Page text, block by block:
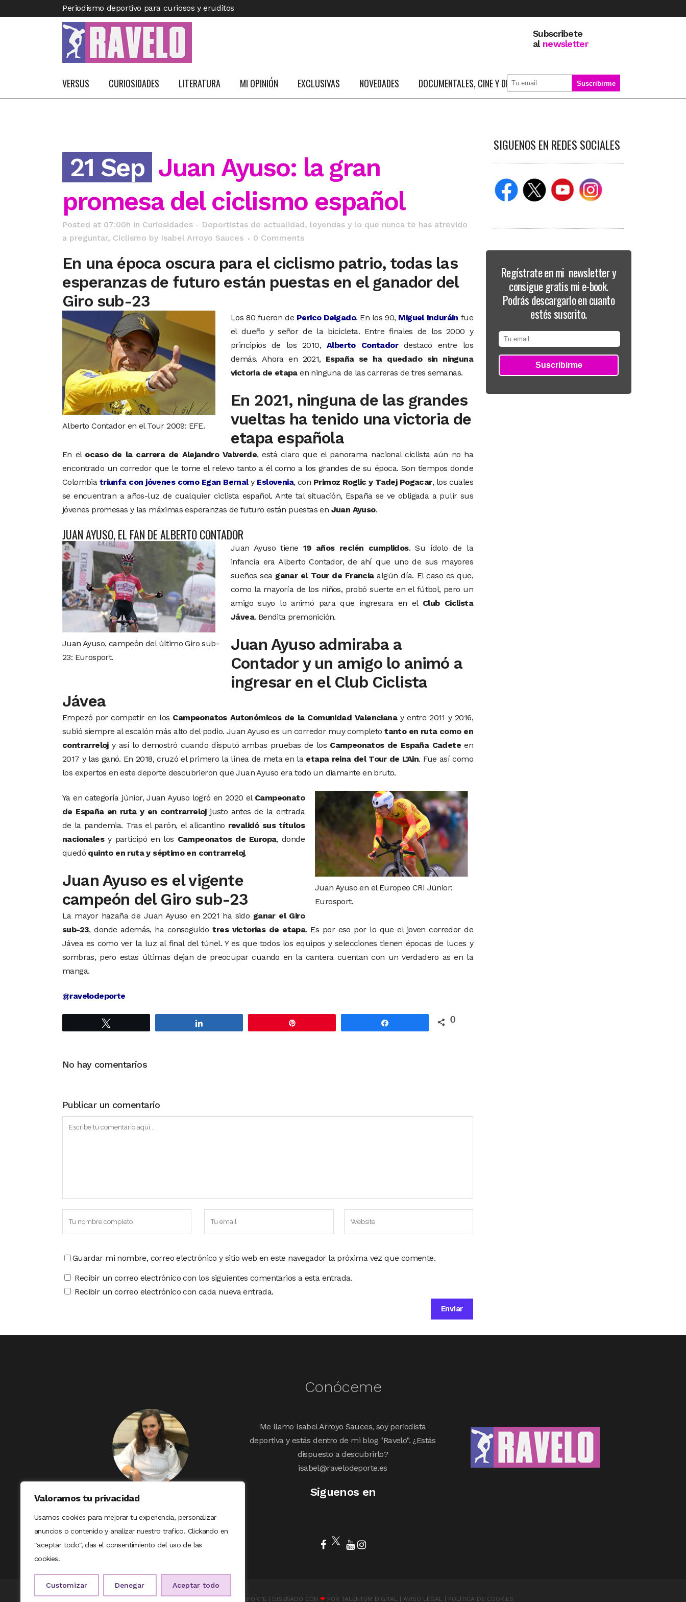
Valoramos tu privacidad
Usamos cookies para mejorar tu experiencia, personalizar
anuncios o contenido y analizar nuestro trafico. Clickando en
"aceptar todo", das el consentimiento del uso de las
cookies.
Customizar Denegar Aceptar todo
Periodismo deportivo para curiosos y eruditos
Subscribete
al newsletter
VERSUS CURIOSIDADES LITERATURA MI OPINIÓN EXCLUSIVAS NOVEDADES DOCUMENTALES, CINE Y DEPORTE SOBRE MÍ
21 Sep Juan Ayuso: la gran
promesa del ciclismo español
Posted at 07:00h in Curiosidades - Deportistas de actualidad, leyendas y lo que nunca te has atrevido
a preguntar, Ciclismo by Isabel Arroyo Sauces 0 Comments
En una época oscura para el ciclismo patrio, todas las
esperanzas de futuro están puestas en el ganador del
Giro sub-23
Alberto Contador en el Tour 2009: EFE.
Los 80 fueron de Perico Delgado. En los 90, Miguel Induráin fue
el dueño y señor de la bicicleta. Entre finales de los 2000 y
principios de los 2010, Alberto Contadordestacó entre los
demás. Ahora en 2021, España se ha quedado sin ninguna
victoria de etapaen ninguna de las carreras de tres semanas.
En 2021, ninguna de las grandes
vueltas ha tenido una victoria de
etapa española
En el ocaso de la carrera de Alejandro Valverde, está claro que el panorama nacional ciclista aún no ha
encontrado un corredor que le tome el relevo tanto a él como a los grandes de su época. Son tiempos donde
Colombia triunfa con jóvenes como Egan Bernaly Eslovenia, con Primoz Roglic y Tadej Pogacar, los cuales
se encuentran a años-luz de cualquier ciclista español. Ante tal situación, España se ve obligada a pulir sus
jóvenes promesas y las máximas esperanzas de futuro están puestas en Juan Ayuso.
JUAN AYUSO, EL FAN DE ALBERTO CONTADOR
Juan Ayuso, campeón del último Giro sub-
23: Eurosport.
Juan Ayuso tiene 19 años recién cumplidos. Su ídolo de la
infancia era Alberto Contador, de ahí que uno de sus mayores
sueños sea ganar el Tour de Franciaalgún día. El caso es que,
como la mayoría de los niños, probó suerte en el fútbol, pero un
amigo suyo lo animó para que ingresara en el Club Ciclista
Jávea. Bendita premonición.
Juan Ayuso admiraba a
Contador y un amigo lo animó a
ingresar en el Club Ciclista
Jávea
Empezó por competir en los Campeonatos Autonómicos de la Comunidad Valencianay entre 2011 y 2016,
subió siempre al escalón más alto del podio. Juan Ayuso es un corredor muy completotanto en ruta como en
contrarrelojy así lo demostró cuando disputó ambas pruebas de los Campeonatos de España Cadeteen
2017 y las ganó. En 2018, cruzó el primero la línea de meta en la etapa reina del Tour de L’Ain. Fue así como
los expertos en este deporte descubrieron que Juan Ayuso era todo un diamante en bruto.
Juan Ayuso en el Europeo CRI Júnior:
Eurosport.
Ya en categoría júnior, Juan Ayuso logró en 2020 el Campeonato
de España en ruta y en contrarrelojjusto antes de la entrada
de la pandemia. Tras el parón, el alicantino revalidó sus títulos
nacionalesy participó en los Campeonatos de Europa, donde
quedó quinto en ruta y séptimo en contrarreloj.
Juan Ayuso es el vigente
campeón del Giro sub-23
La mayor hazaña de Juan Ayuso en 2021 ha sido ganar el Giro
sub-23, donde además, ha conseguidotres victorias de etapa. Es por eso por lo que el joven corredor de
Jávea es como ver la luz al final del túnel. Y es que todos los equipos y selecciones tienen épocas de luces y
sombras, pero estas últimas dejan de preocupar cuando en la cantera cuentan con un verdadero as en la
manga.
@ravelodeporte
0
No hay comentarios
Publicar un comentario
Guardar mi nombre, correo electrónico y sitio web en este navegador la próxima vez que comente.
Recibir un correo electrónico con los siguientes comentarios a esta entrada.
Recibir un correo electrónico con cada nueva entrada.
SIGUENOS EN REDES SOCIALES
Regístrate en mi newsletter y
consigue gratis mi e-book.
Podrás descargarlo en cuanto
estés suscrito.
Conóceme
Me llamo Isabel Arroyo Sauces, soy periodista
deportiva y estás dentro de mi blog "Ravelo". ¿Estás
dispuesto a descubrirlo?
isabel@ravelodeporte.es
Siguenos en
© COPYRIGHT RAVELODEPORTE | DISEÑADO CON ❤ POR TALENTUM DIGITAL AVISO LEGAL POLÍTICA DE COOKIES